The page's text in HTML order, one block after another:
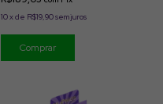
10xde R$19,90sem juros